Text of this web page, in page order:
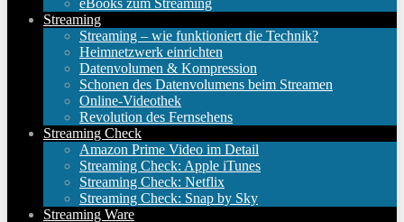
eBooks zum Streaming
Streaming
Streaming – wie funktioniert die Technik?
Heimnetzwerk einrichten
Datenvolumen & Kompression
Schonen des Datenvolumens beim Streamen
Online-Videothek
Revolution des Fernsehens
Streaming Check
Amazon Prime Video im Detail
Streaming Check: Apple iTunes
Streaming Check: Netflix
Streaming Check: Snap by Sky
Streaming Ware